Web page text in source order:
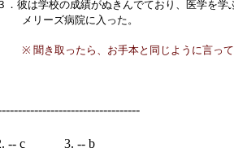
．彼は学校の成績がぬきんでており、医学を
メリーズ病院に入った。
※ 聞き取ったら、お手本と同じように言っ
-- c 3. -- b